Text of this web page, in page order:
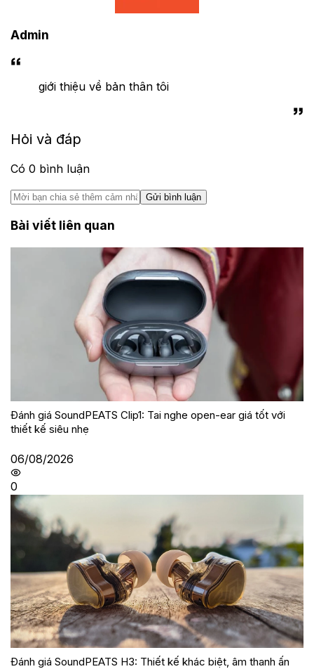
Admin
giới thiệu về bản thân tôi
Hỏi và đáp
Có 0 bình luận
Gửi bình luận
Bài viết liên quan
Đánh giá SoundPEATS Clip1: Tai nghe open-ear giá tốt với
thiết kế siêu nhẹ
06/08/2026
0
Đánh giá SoundPEATS H3: Thiết kế khác biệt, âm thanh ấn